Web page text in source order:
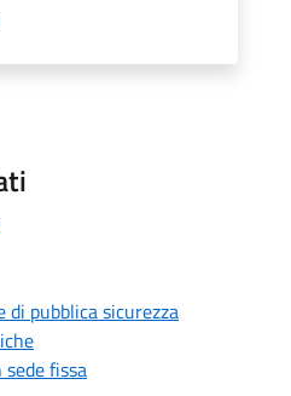
pubblica sicurezza
fissa